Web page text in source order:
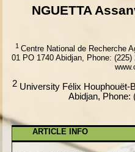
NGUETTA
1 Centre National de Recherche
01 PO 1740 Abidjan, Phone:
2 University Félix Houphouët-
Abidjan, Phone:
ARTICLE INFO